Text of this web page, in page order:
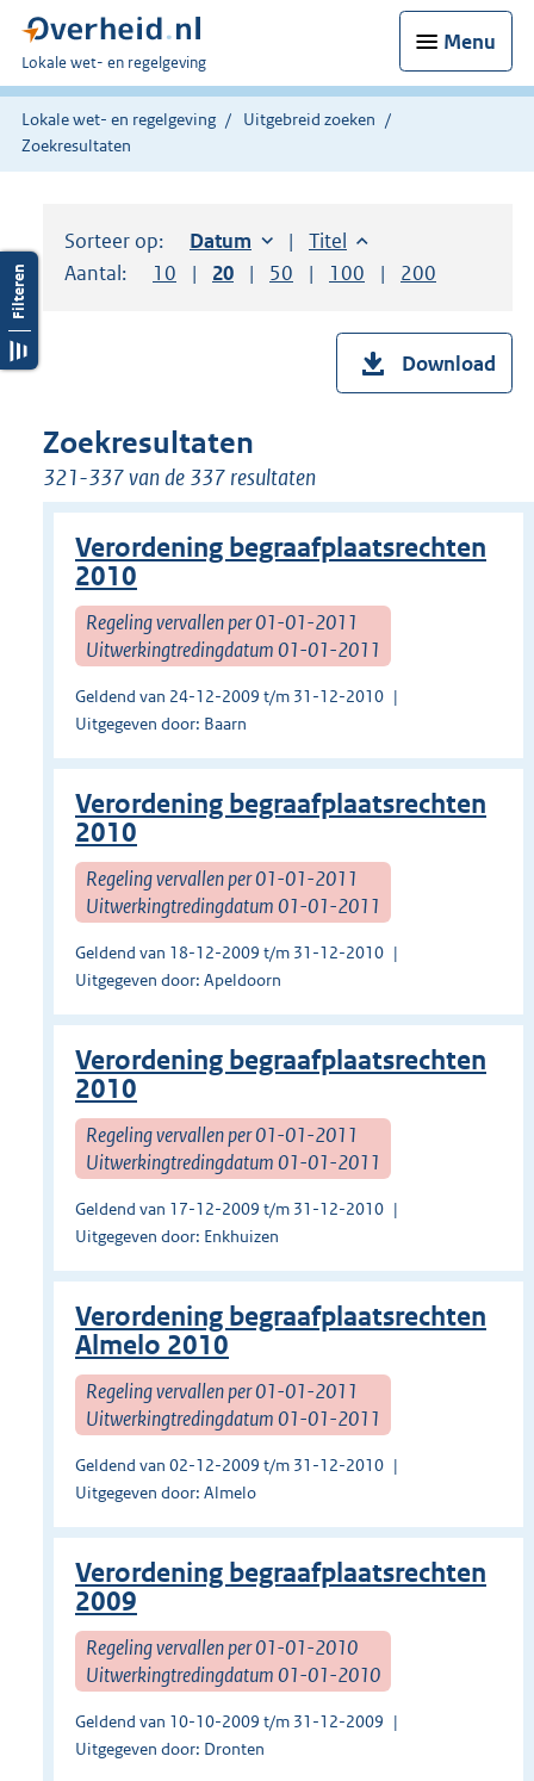
Menu
U
bent
hier:
Lokale wet- en regelgeving
Lokale wet- en regelgeving
Uitgebreid zoeken
Zoekresultaten
Sorteer op: Sorteer op:
Datum oplopendSorteer op:
Titel oplopend
Aantal:
Toon
10 resultaten per pagina
Toon
20 resultaten per pagina
Toon
50 resultaten per pagina
Toon
100 resultaten per
Toon
200
Download
Zoekresultaten
321-337 van de 337 resultaten
Verordening begraafplaatsrechten
2010
Regeling vervallen per 01-01-2011
Uitwerkingtredingdatum 01-01-2011
Geldend van 24-12-2009 t/m 31-12-2010
Uitgegeven door: Baarn
Verordening begraafplaatsrechten
2010
Regeling vervallen per 01-01-2011
Uitwerkingtredingdatum 01-01-2011
Geldend van 18-12-2009 t/m 31-12-2010
Uitgegeven door: Apeldoorn
Verordening begraafplaatsrechten
2010
Regeling vervallen per 01-01-2011
Uitwerkingtredingdatum 01-01-2011
Geldend van 17-12-2009 t/m 31-12-2010
Uitgegeven door: Enkhuizen
Verordening begraafplaatsrechten
Almelo 2010
Regeling vervallen per 01-01-2011
Uitwerkingtredingdatum 01-01-2011
Geldend van 02-12-2009 t/m 31-12-2010
Uitgegeven door: Almelo
Verordening begraafplaatsrechten
2009
Regeling vervallen per 01-01-2010
Uitwerkingtredingdatum 01-01-2010
Geldend van 10-10-2009 t/m 31-12-2009
Uitgegeven door: Dronten